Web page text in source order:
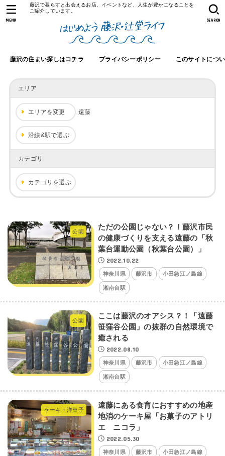
藤沢で暮らすと出会えるお店、イベントなど、人生が豊かになることを
ご紹介しています。
藤沢の住まい探しはコチラ プライバシーポリシー このサイトにつ
SEARCH
MENU
エリア
エリアを変更 遠藤
沿線&駅で選ぶ
カテゴリ
カテゴリを選ぶ
公園
ただの公園じゃない？！藤沢市民
の健康づくりを支える遠藤の「秋
葉台運動公園（秋葉台公園）」
2022.10.22
神奈川県 藤沢市 小田急江ノ島線
湘南台駅
公園
ここは藤沢のオアシス？！「遠藤
笹窪谷公園」の抜群の自然環境で
癒される
2022.08.10
神奈川県 藤沢市 小田急江ノ島線
湘南台駅
ケーキ・洋菓子
遠藤にある食育におすすめの地産
地消のケーキ屋「お菓子のアトリ
エ ニコラ」
2022.05.30
神奈川県 藤沢市 小田急江ノ島線